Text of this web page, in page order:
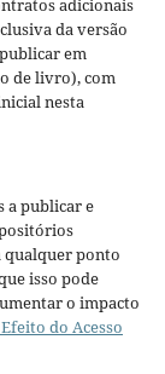
da versão
em
de livro), com
nesta
a publicar e
qualquer ponto
isso pode
o impacto
do Acesso